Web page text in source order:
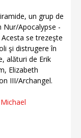
un grup de
Nur/Apocalypse -
se trezeşte
şi distrugere în
alături de Erik
Elizabeth
III/Archangel.
Michael